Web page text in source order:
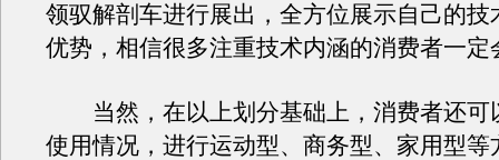
领驭解剖车进行展出，全方位展示自己的技
优势，相信很多注重技术内涵的消费者一定
当然，在以上划分基础上，消费者还可
使用情况，进行运动型、商务型、家用型等